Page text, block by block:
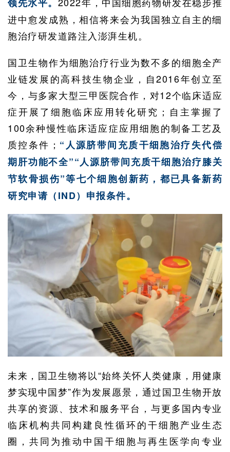
进中愈发成熟，相信将来会为我国独立自主的细
胞治疗研发道路注入澎湃生机。
国卫生物作为细胞治疗行业为数不多的细胞全产
业链发展的高科技生物企业，自2016年创立至
今，与多家大型三甲医院合作，对12个临床适应
症开展了细胞临床应用转化研究；自主掌握了
100余种慢性临床适应症应用细胞的制备工艺及
质控条件； “人源脐带间充质干细胞治疗失代偿
期肝功能不全”“人源脐带间充质干细胞治疗膝关
节软骨损伤”等七个细胞创新药，都已具备新药
研究申请（IND）申报条件。
未来，国卫生物将以“始终关怀人类健康，用健康
梦实现中国梦”作为发展愿景，通过国卫生物开放
共享的资源、技术和服务平台，与更多国内专业
临床机构共同构建良性循环的干细胞产业生态
圈，共同为推动中国干细胞与再生医学向专业